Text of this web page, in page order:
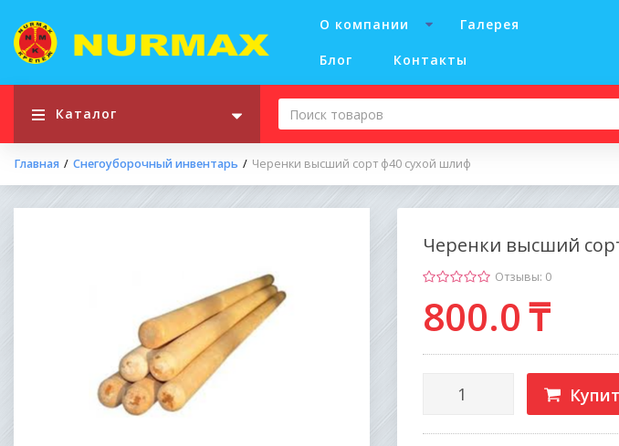
О компании Галерея
Блог Контакты
Каталог
Главная Снегоуборочный инвентарь Черенки высший сорт ф40 сухой шлиф
Черенки высший
Отзывы: 0
800.0₸